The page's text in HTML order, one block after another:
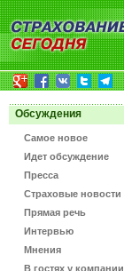
Обсуждения
Самое новое
Идет обсуждение
Пресса
Страховые новости
Прямая речь
Интервью
Мнения
В гостях у компании